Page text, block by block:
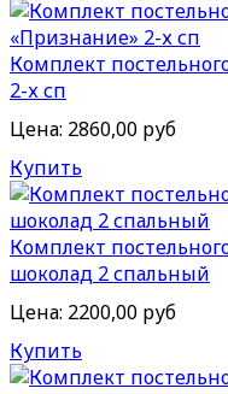
Комплект
2-х сп
Цена: 2860,00 руб
Купить
Комплект
шоколад 2 спальный
Цена: 2200,00 руб
Купить